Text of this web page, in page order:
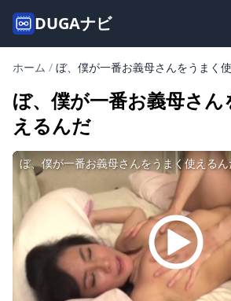
DUGAナビ
ホーム / ぼ、僕が一番お義母さんをうまく
ぼ、僕が一番お義母さ
えるんだ